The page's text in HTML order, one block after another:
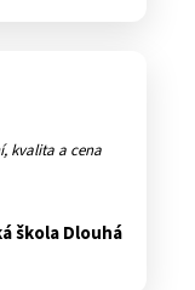
kvalita a cena
škola Dlouhá